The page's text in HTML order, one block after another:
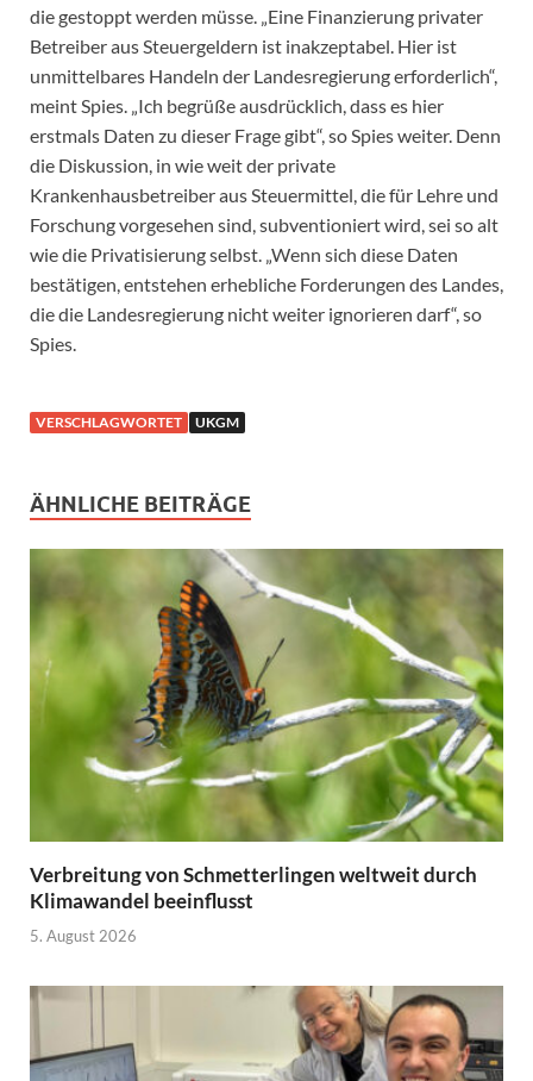
die gestoppt werden müsse. „Eine Finanzierung privater
Betreiber aus Steuergeldern ist inakzeptabel. Hier ist
unmittelbares Handeln der Landesregierung erforderlich“,
meint Spies. „Ich begrüße ausdrücklich, dass es hier
erstmals Daten zu dieser Frage gibt“, so Spies weiter. Denn
die Diskussion, in wie weit der private
Krankenhausbetreiber aus Steuermittel, die für Lehre und
Forschung vorgesehen sind, subventioniert wird, sei so alt
wie die Privatisierung selbst. „Wenn sich diese Daten
bestätigen, entstehen erhebliche Forderungen des Landes,
die die Landesregierung nicht weiter ignorieren darf“, so
Spies.
VERSCHLAGWORTET UKGM
ÄHNLICHE BEITRÄGE
Verbreitung von Schmetterlingen weltweit durch
Klimawandel beeinflusst
5. August 2026